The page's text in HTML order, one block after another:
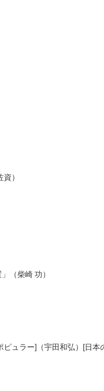
）
（柴崎 功）
ュラー]（宇田和弘）[日本